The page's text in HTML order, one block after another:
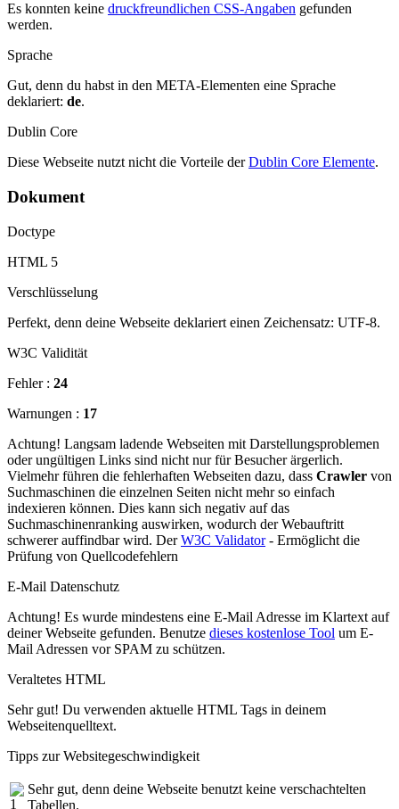
Es konnten keine druckfreundlichen CSS-Angaben gefunden
werden.
Sprache
Gut, denn du habst in den META-Elementen eine Sprache
deklariert: de.
Dublin Core
Diese Webseite nutzt nicht die Vorteile derDublin Core Elemente.
Dokument
Doctype
HTML 5
Verschlüsselung
Perfekt, denn deine Webseite deklariert einen Zeichensatz: UTF-8.
W3C Validität
Fehler : 24
Warnungen : 17
Achtung! Langsam ladende Webseiten mit Darstellungsproblemen
oder ungültigen Links sind nicht nur für Besucher ärgerlich.
Vielmehr führen die fehlerhaften Webseiten dazu, dass Crawler von
Suchmaschinen die einzelnen Seiten nicht mehr so einfach
indexieren können. Dies kann sich negativ auf das
Suchmaschinenranking auswirken, wodurch der Webauftritt
schwerer auffindbar wird. DerW3C Validator- Ermöglicht die
Prüfung von Quellcodefehlern
E-Mail Datenschutz
Achtung! Es wurde mindestens eine E-Mail Adresse im Klartext auf
deiner Webseite gefunden. Benutze dieses kostenlose Tool um E-
Mail Adressen vor SPAM zu schützen.
Veraltetes HTML
Sehr gut! Du verwenden aktuelle HTML Tags in deinem
Webseitenquelltext.
Tipps zur Websitegeschwindigkeit
Sehr gut, denn deine Webseite benutzt keine verschachtelten
Tabellen.